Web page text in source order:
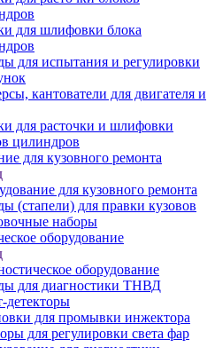
для шлифовки блока
для испытания и регулировки
кантователи для двигателя и
для расточки и шлифовки
цилиндров
для кузовного ремонта
для кузовного ремонта
(стапели) для правки кузовов
наборы
оборудование
оборудование
для диагностики ТНВД
для промывки инжектора
для регулировки света фар